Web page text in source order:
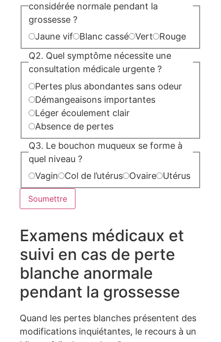
considérée normale pendant la
grossesse ?
Jaune vif
Blanc cassé Vert
Rouge
Q2. Quel symptôme nécessite une
consultation médicale urgente ?
Pertes plus abondantes sans odeur
Démangeaisons importantes
Léger écoulement clair
Absence de pertes
Q3. Le bouchon muqueux se forme à
quel niveau ?
Vagin
Col de l’utérus Ovaire Utérus
Soumettre
Examens médicaux et
suivi en cas de perte
blanche anormale
pendant la grossesse
Quand les pertes blanches présentent des
modifications inquiétantes, le recours à un